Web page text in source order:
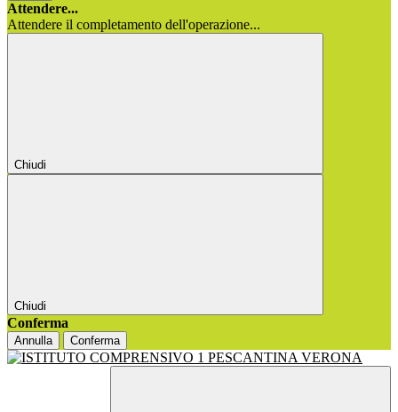
Attendere...
Attendere il completamento dell'operazione...
Chiudi
Chiudi
Conferma
Annulla Conferma